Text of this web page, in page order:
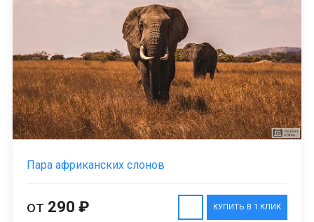
Пара африканских слонов
КУПИТЬ В 1 КЛИК
от 290 ₽